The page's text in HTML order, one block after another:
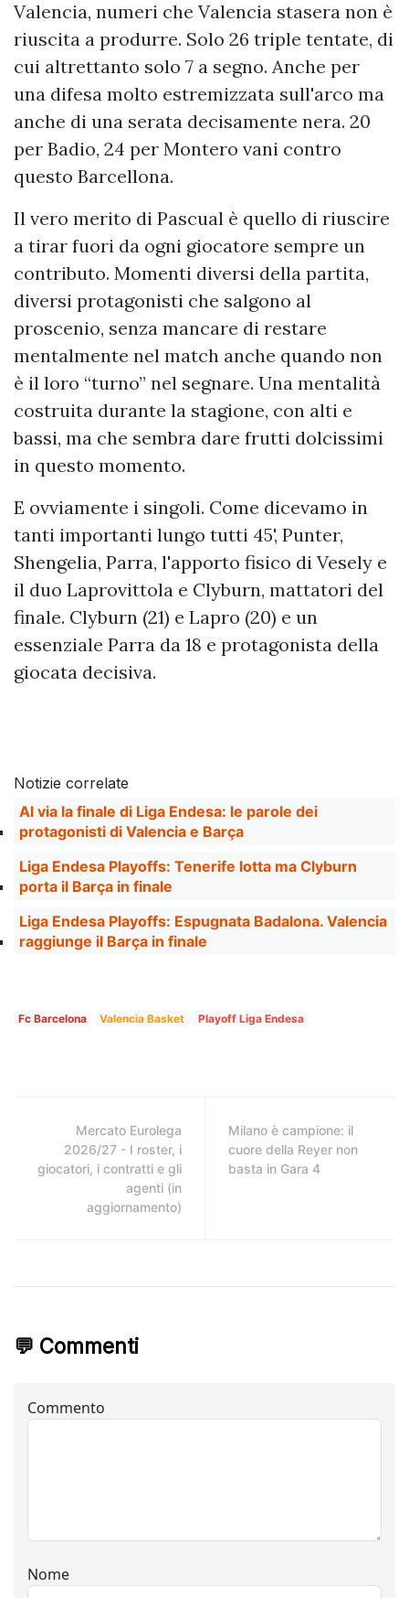
Valencia, numeri che Valencia stasera non è
riuscita a produrre. Solo 26 triple tentate, di
cui altrettanto solo 7 a segno. Anche per
una difesa molto estremizzata sull'arco ma
anche di una serata decisamente nera. 20
per Badio, 24 per Montero vani contro
questo Barcellona.
Il vero merito di Pascual è quello di riuscire
a tirar fuori da ogni giocatore sempre un
contributo. Momenti diversi della partita,
diversi protagonisti che salgono al
proscenio, senza mancare di restare
mentalmente nel match anche quando non
è il loro “turno” nel segnare. Una mentalità
costruita durante la stagione, con alti e
bassi, ma che sembra dare frutti dolcissimi
in questo momento.
E ovviamente i singoli. Come dicevamo in
tanti importanti lungo tutti 45', Punter,
Shengelia, Parra, l'apporto fisico di Vesely e
il duo Laprovittola e Clyburn, mattatori del
finale. Clyburn (21) e Lapro (20) e un
essenziale Parra da 18 e protagonista della
giocata decisiva.
Notizie correlate
Al via la finale di Liga Endesa: le parole dei
protagonisti di Valencia e Barça
Liga Endesa Playoffs: Tenerife lotta ma Clyburn
porta il Barça in finale
Liga Endesa Playoffs: Espugnata Badalona. Valencia
raggiunge il Barça in finale
Fc Barcelona Valencia Basket Playoff Liga Endesa
Mercato Eurolega
2026/27 - I roster, i
giocatori, i contratti e gli
agenti (in
aggiornamento)
Milano è campione: il
cuore della Reyer non
basta in Gara 4
💬 Commenti